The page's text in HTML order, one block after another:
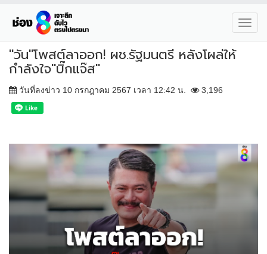
"วัน"โพสต์ลาออก! ผช.รัฐมนตรี หลังโผล่ให้
กำลังใจ"บิ๊กแจ๊ส"
วันที่ลงข่าว 10 กรกฎาคม 2567 เวลา 12:42 น. 3,196